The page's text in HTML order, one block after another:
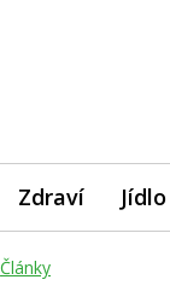
Zdraví Jídlo
Články